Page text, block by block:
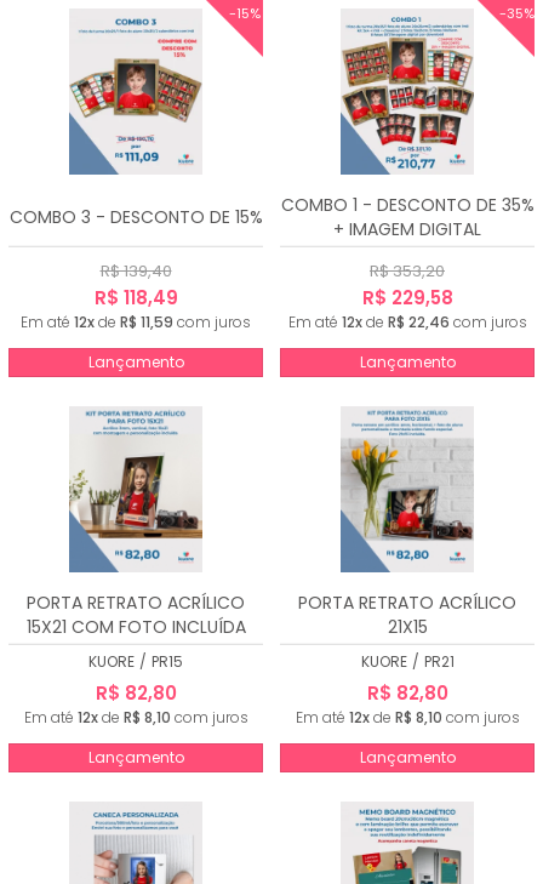
-15%
COMBO 3 - DESCONTO DE 15%
R$ 139,40
R$ 118,49
Em até 12xde R$ 11,59 com juros
Lançamento
-35%
COMBO 1 - DESCONTO DE 35%
+ IMAGEM DIGITAL
R$ 353,20
R$ 229,58
Em até 12xde R$ 22,46 com juros
Lançamento
PORTA RETRATO ACRÍLICO
15X21 COM FOTO INCLUÍDA
KUORE / PR15
R$ 82,80
Em até 12xde R$ 8,10 com juros
Lançamento
PORTA RETRATO ACRÍLICO
21X15
KUORE / PR21
R$ 82,80
Em até 12xde R$ 8,10 com juros
Lançamento